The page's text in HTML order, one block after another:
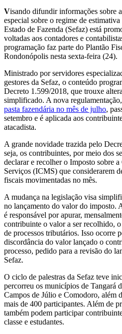
Visando difundir informações sobre
especial sobre o regime de
Estado de Fazenda (Sefaz) está
voltadas aos contadores e
programação faz parte do Plantão
Rondonópolis nesta sexta-feira (24).
Ministrado por servidores
gestores da Sefaz, o conteúdo
Decreto 1.599/2018, que trouxe
simplificado. A nova regulamentação,
pasta fazendária no mês de julho,
setembro e é aplicada aos
atacadista.
A grande novidade trazida pelo
seja, os contribuintes, por meio dos
declarar e recolher o Imposto sobre
Serviços (ICMS) que considerarem
fiscais movimentadas no mês.
A mudança na legislação visa
no lançamento do valor do imposto.
é responsável por apurar,
contribuinte o valor a ser recolhido,
de processos tributários. Isso ocorre
discordância do valor lançado o
processo, pedido para a revisão do
Sefaz.
O ciclo de palestras da Sefaz teve
percorreu os municípios de Tangará
Campos de Júlio e Comodoro, além
mais de 400 participantes. Além de
também podem participar
classe e estudantes.